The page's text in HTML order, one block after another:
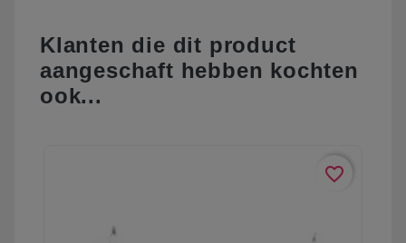
Klanten die dit product
aangeschaft hebben kochten
ook...
favorite_border